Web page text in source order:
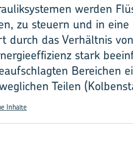
werden
zu steuern und in
durch das Verhältnis
stark
Bereichen
Teilen
Inhalte